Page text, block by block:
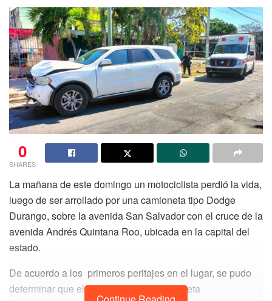
0
SHARES
La mañana de este domingo un motociclista perdió la vida,
luego de ser arrollado por una camioneta tipo Dodge
Durango, sobre la avenida San Salvador con el cruce de la
avenida Andrés Quintana Roo, ubicada en la capital del
estado.
De acuerdo a los primeros peritajes en el lugar, se pudo
determinar que el conductor de la camioneta